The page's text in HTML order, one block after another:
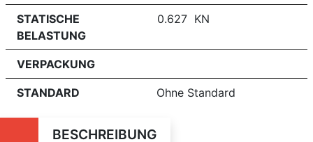
STATISCHE
BELASTUNG
0.627 KN
VERPACKUNG
STANDARD Ohne Standard
BESCHREIBUNG